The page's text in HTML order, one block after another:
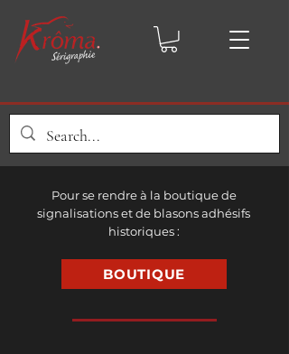
Pour se rendre à la boutique de
signalisations et de blasons adhésifs
historiques :
BOUTIQUE